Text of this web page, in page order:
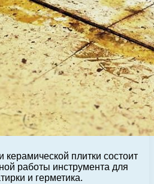
керамической плитки состоит
работы инструмента для
и герметика.